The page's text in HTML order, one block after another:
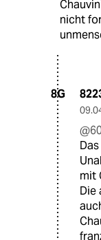
nicht
8G
mit
Die